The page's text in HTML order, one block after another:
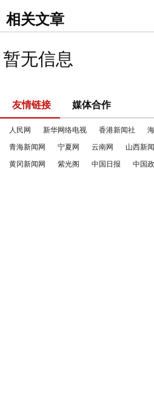
相关文章
暂无信息
友情链接 媒体合作
人民网 新华网络电视 香港新闻社
青海新闻网
宁夏网 云南网 山西新
黄冈新闻网
紫光阁 中国日报 中国